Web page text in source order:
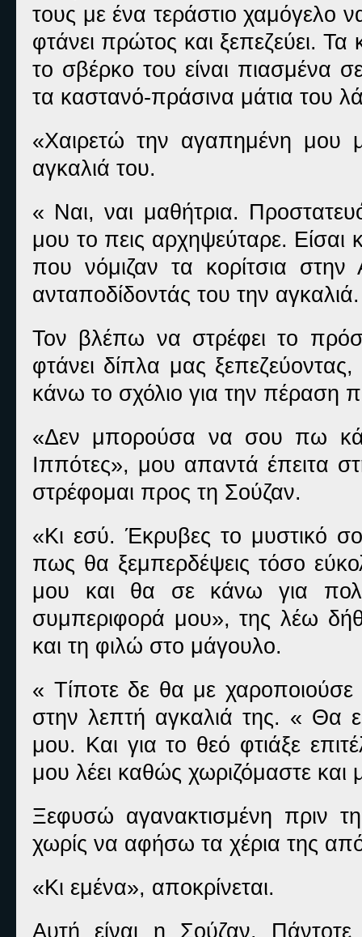
τους με ένα τεράστιο
φτάνει πρώτος και ξεπεζεύει.
το σβέρκο του είναι πιασμένα
τα καστανό-πράσινα μάτια του
«Χαιρετώ την αγαπημένη μου
αγκαλιά του.
« Ναι, ναι μαθήτρια.
μου το πεις αρχηψεύταρε. Είσαι
που νόμιζαν τα κορίτσια
ανταποδίδοντάς του την αγκαλιά.
Τον βλέπω να στρέφει το
φτάνει δίπλα μας
κάνω το σχόλιο για την πέραση
«Δεν μπορούσα να σου πω
Ιππότες», μου απαντά έπειτα
στρέφομαι προς τη Σούζαν.
«Κι εσύ. Έκρυβες το μυστικό
πως θα ξεμπερδέψεις τόσο
μου και θα σε κάνω για
συμπεριφορά μου», της λέω
και τη φιλώ στο μάγουλο.
« Τίποτε δε θα με
στην λεπτή αγκαλιά της. « Θα
μου. Και για το θεό φτιάξε
μου λέει καθώς χωριζόμαστε και
Ξεφυσώ αγανακτισμένη πριν
χωρίς να αφήσω τα χέρια της
«Κι εμένα», αποκρίνεται.
Αυτή είναι η Σούζαν. Πάντοτε